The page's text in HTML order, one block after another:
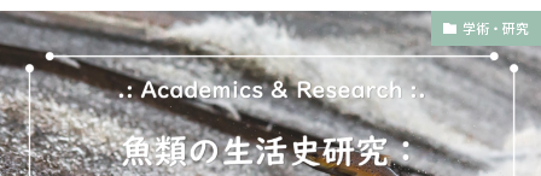
学術・研究